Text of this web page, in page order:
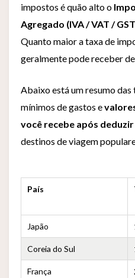
impostos é quão alto o
Agregado (IVA / VAT /
Quanto maior a taxa de
geralmente pode receber
Abaixo está um resumo
mínimos de gastos e
você recebe após
destinos de viagem
País
Japão
Coreia do Sul
França